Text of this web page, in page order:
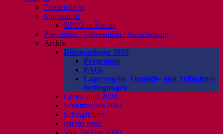
Friedenslicht
Spiritualität
DPSG in Kirche
Prävention / Intervention / Aufarbeitung
Archiv
Diözesanlager 2025
Programm
FAQs
Lagerregeln, Anmelde- und Teilnahme-
bedingungen
Grenzenlos 2020
Scouttropolis 2014
Schlaglichter
fisi ma tente
Mut Tut Gut 2009